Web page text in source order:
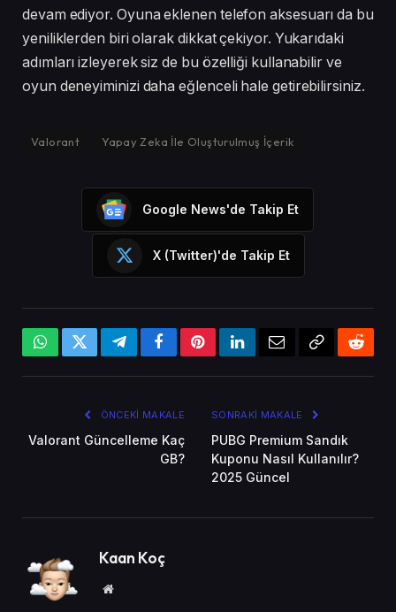
devam ediyor. Oyuna eklenen telefon aksesuarı da bu
yeniliklerden biri olarak dikkat çekiyor. Yukarıdaki
adımları izleyerek siz de bu özelliği kullanabilir ve
oyun deneyiminizi daha eğlenceli hale getirebilirsiniz.
Valorant Yapay Zeka İle Oluşturulmuş İçerik
Google News'de Takip Et
X (Twitter)'de Takip Et
WhatsApp
X
TelegramFacebookPinterestLinkedInEmailBağlantıyı
ÖNCEKI MAKALE
Valorant Güncelleme Kaç
GB?
SONRAKI MAKALE
PUBG Premium Sandık
Kuponu Nasıl Kullanılır?
2025 Güncel
Kaan Koç
Website